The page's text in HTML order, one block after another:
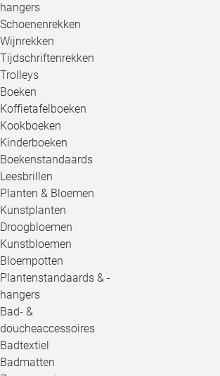
hangers
Schoenenrekken
Wijnrekken
Tijdschriftenrekken
Trolleys
Boeken
Koffietafelboeken
Kookboeken
Kinderboeken
Boekenstandaards
Leesbrillen
Planten & Bloemen
Kunstplanten
Droogbloemen
Kunstbloemen
Bloempotten
Plantenstandaards & -
hangers
Bad- &
doucheaccessoires
Badtextiel
Badmatten